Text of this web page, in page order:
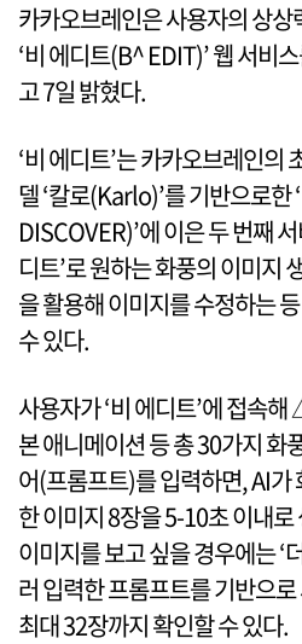
카카오브레인은 사용자의 상
‘비 에디트(B^ EDIT)’ 웹 서비
고 7일 밝혔다.
‘비 에디트’는 카카오브레인의
델 ‘칼로(Karlo)’를 기반으로한
DISCOVER)’에 이은 두 번째
디트’로 원하는 화풍의 이미지
을 활용해 이미지를 수정하는
수 있다.
사용자가 ‘비 에디트’에 접속
본 애니메이션 등 총 30가지 화
어(프롬프트)를 입력하면, AI가
한 이미지 8장을 5-10초 이내
이미지를 보고 싶을 경우에는
러 입력한 프롬프트를 기반으
최대 32장까지 확인할 수 있다.